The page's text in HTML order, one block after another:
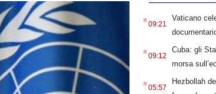
.09:21
Vaticano
.09:12
Cuba: gli
morsa
.05:57
Hezbollah